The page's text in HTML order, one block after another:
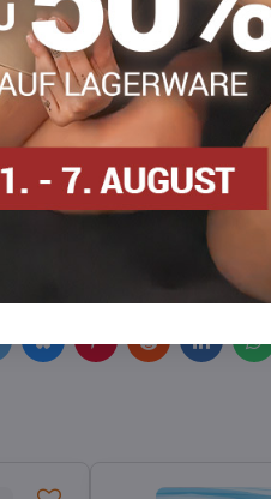
Strumpfhosen DEN
BlueskyPinterestRedditLinkedIn